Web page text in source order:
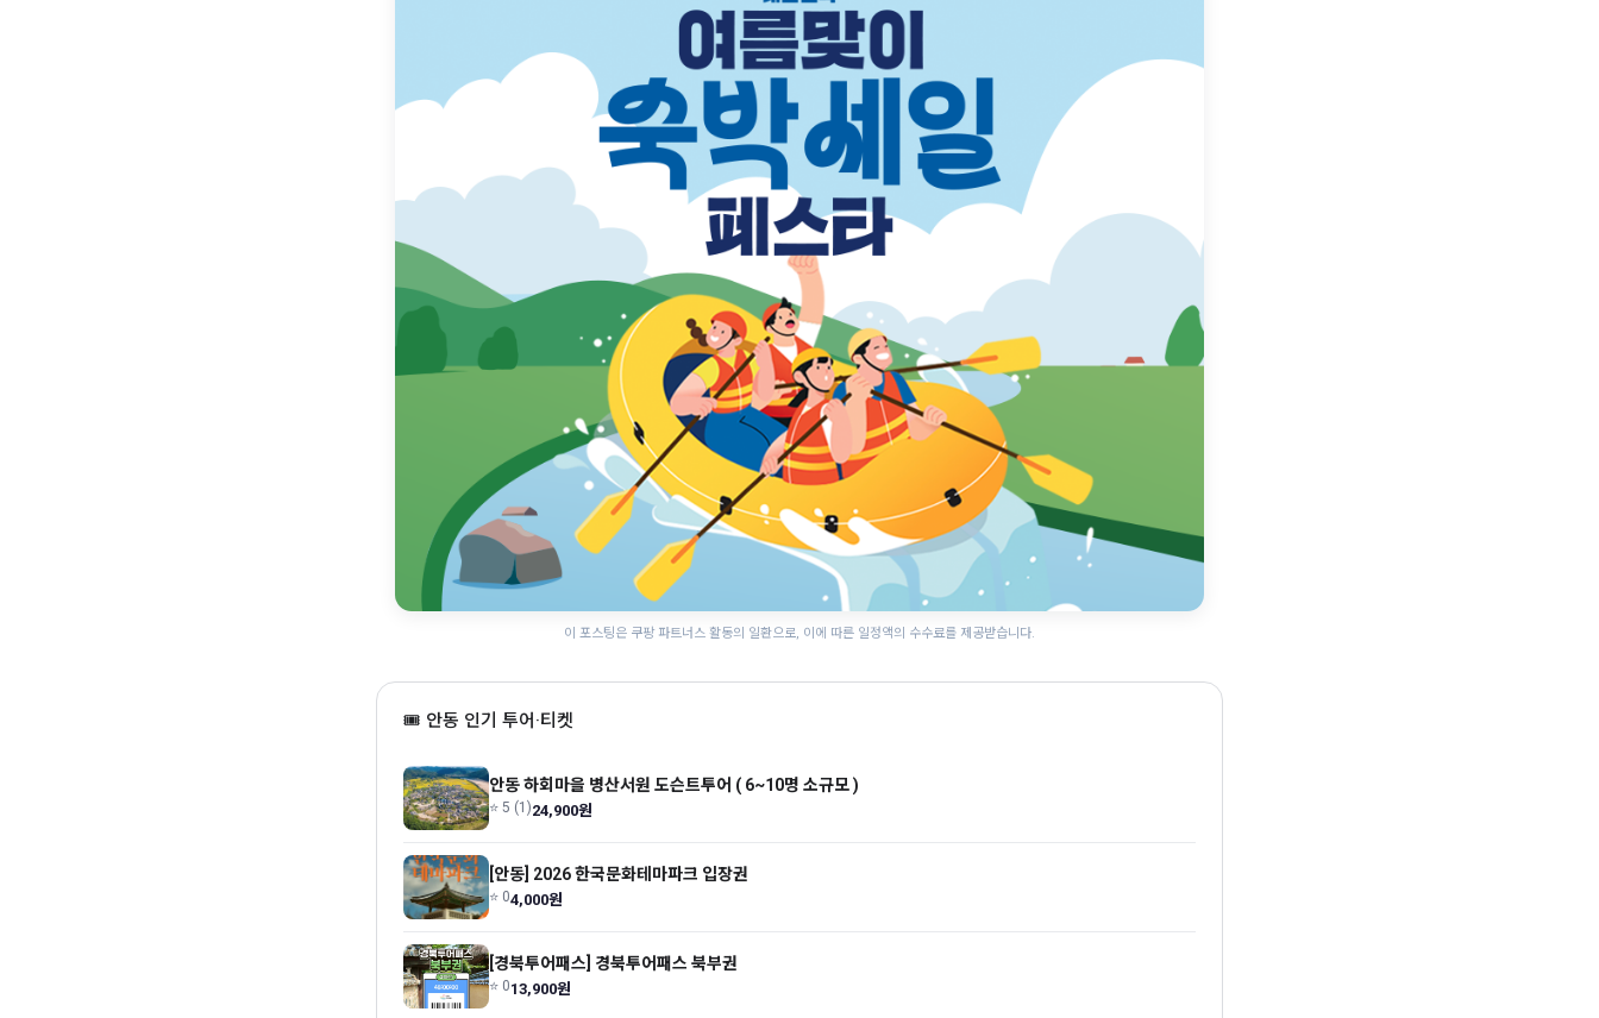
이 포스팅은 쿠팡 파트너스 활동의 일환으로, 이에 따른 일정액의 수수료를 제공받습니다.
🎟 안동 인기 투어·티켓
안동 하회마을 병산서원 도슨트투어 ( 6~10명 소규모 )
⭐ 5 (1)24,900원
[안동] 2026 한국문화테마파크 입장권
⭐ 04,000원
[경북투어패스] 경북투어패스 북부권
⭐ 013,900원